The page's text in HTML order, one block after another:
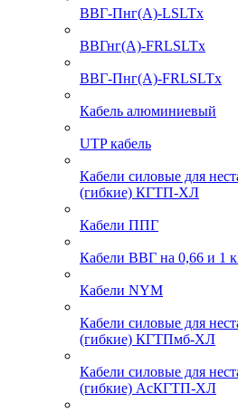
ВВГ-Пнг(А)-LSLTx
ВВГнг(А)-FRLSLTx
ВВГ-Пнг(А)-FRLSLTx
Кабель алюминиевый
UTP кабель
Кабели силовые для
(гибкие) КГТП-ХЛ
Кабели ППГ
Кабели ВВГ на 0,66 и 1
Кабели NYM
Кабели силовые для
(гибкие) КГТПмб-ХЛ
Кабели силовые для
(гибкие) АсКГТП-ХЛ